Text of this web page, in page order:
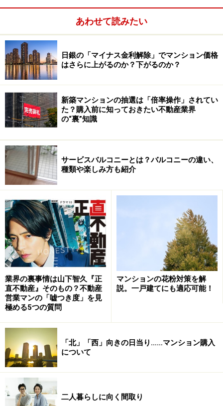
賃貸でよし！とするのも、賢い選択の一つでしょう。
1.同じ街の中で、新築から中古へ選択の幅を広げ、さら
に生活立地を1エリアずらす。
2.それでもダメなら、同じ通勤ブロック内で割安な相場
の路線や駅に変更する。
3.それでもまだまだ手が届かないのであれば、通勤立地
ここまで、努力してみたものの、それでも予算オーバー
というのなら、これ以上の妥協をしてまで買うことはや
めて、借りることをおすすめします。
「家賃並みのローン返済で買える」の言葉
に潜む落とし穴
あわせて読みたい
日銀の「マイナス金利解除」でマンション価格
はさらに上がるのか？下がるのか？
新築マンションの抽選は「倍率操作」されてい
た？購入前に知っておきたい不動産業界
の“裏”知識
サービスバルコニーとは？バルコニーの違い、
種類や楽しみ方も紹介
業界の裏事情は山下智久『正
直不動産』そのもの？不動産
営業マンの「嘘つき度」を見
極める5つの質問
マンションの花粉対策を解
説。一戸建てにも適応可能！
「北」「西」向きの日当り……マンション購入
について
二人暮らしに向く間取り